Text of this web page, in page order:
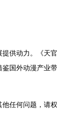
供动力。《天
国外动漫产业
任何问题，请